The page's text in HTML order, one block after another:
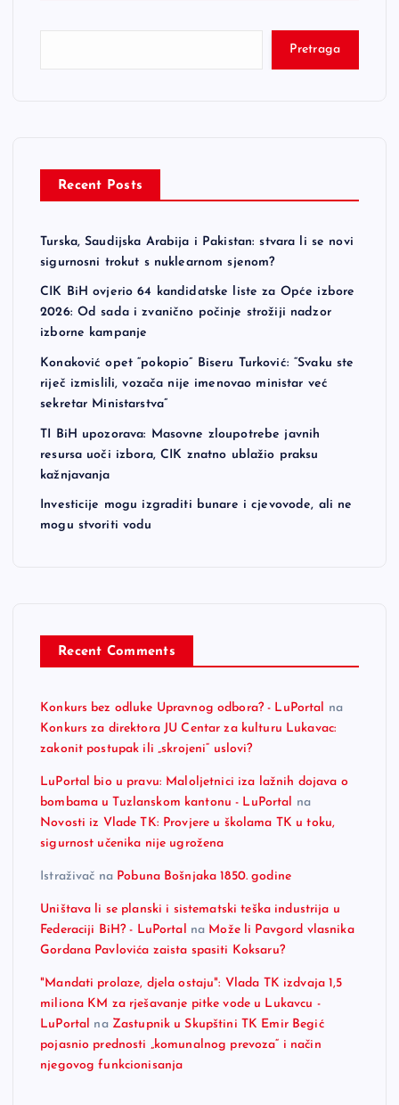
Pretraga
Recent Posts
Turska, Saudijska Arabija i Pakistan: stvara li se novi
sigurnosni trokut s nuklearnom sjenom?
CIK BiH ovjerio 64 kandidatske liste za Opće izbore
2026: Od sada i zvanično počinje strožiji nadzor
izborne kampanje
Konaković opet “pokopio” Biseru Turković: “Svaku ste
riječ izmislili, vozača nije imenovao ministar već
sekretar Ministarstva”
TI BiH upozorava: Masovne zloupotrebe javnih
resursa uoči izbora, CIK znatno ublažio praksu
kažnjavanja
Investicije mogu izgraditi bunare i cjevovode, ali ne
mogu stvoriti vodu
Recent Comments
Konkurs bez odluke Upravnog odbora? - LuPortal na
Konkurs za direktora JU Centar za kulturu Lukavac:
zakonit postupak ili „skrojeni“ uslovi?
LuPortal bio u pravu: Maloljetnici iza lažnih dojava o
bombama u Tuzlanskom kantonu - LuPortal na
Novosti iz Vlade TK: Provjere u školama TK u toku,
sigurnost učenika nije ugrožena
Istraživač na Pobuna Bošnjaka 1850. godine
Uništava li se planski i sistematski teška industrija u
Federaciji BiH? - LuPortal na Može li Pavgord vlasnika
Gordana Pavlovića zaista spasiti Koksaru?
"Mandati prolaze, djela ostaju": Vlada TK izdvaja 1,5
miliona KM za rješavanje pitke vode u Lukavcu -
LuPortal na Zastupnik u Skupštini TK Emir Begić
pojasnio prednosti „komunalnog prevoza“ i način
njegovog funkcionisanja